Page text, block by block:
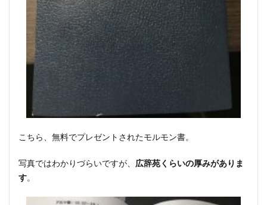
こちら、無料でプレゼントされたモルモン書。
写真ではわかりづらいですが、 広辞苑くらいの厚みがありま
す。